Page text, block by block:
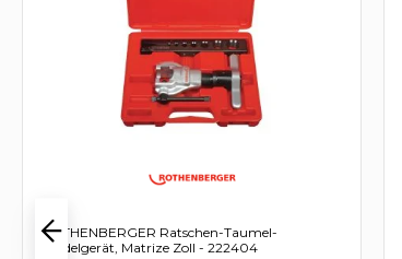
ROTHENBERGER Ratschen-Taumel-
Bördelgerät, Matrize Zoll - 222404